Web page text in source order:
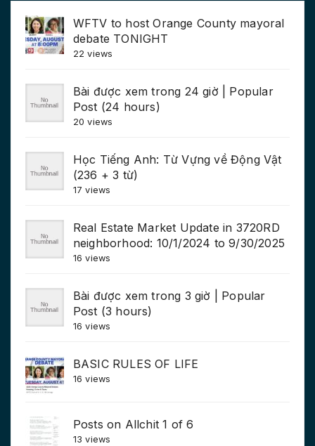
WFTV to host Orange County mayoral
debate TONIGHT
22 views
Bài được xem trong 24 giờ | Popular
Post (24 hours)
20 views
Học Tiếng Anh: Từ Vựng về Động Vật
(236 + 3 từ)
17 views
Real Estate Market Update in 3720RD
neighborhood: 10/1/2024 to 9/30/2025
16 views
Bài được xem trong 3 giờ | Popular
Post (3 hours)
16 views
BASIC RULES OF LIFE
16 views
Posts on Allchit 1 of 6
13 views